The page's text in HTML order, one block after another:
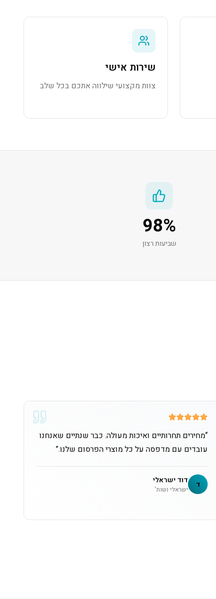
שירות אישי
צוות מקצועי שילווה אתכם בכל שלב
98%
שביעות רצון
“מחירים תחרותיים ואיכות מעולה. כבר שנתיים שאנחנו
עובדים עם מדפסה על כל מוצרי הפרסום שלנו.”
ד דוד ישראלי
ישראלי ושות'